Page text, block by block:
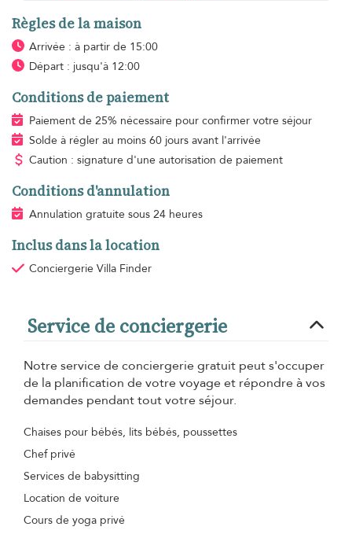
Règles de la maison
Arrivée : à partir de 15:00
Départ : jusqu'à 12:00
Conditions de paiement
Paiement de 25% nécessaire pour confirmer votre séjour
Solde à régler au moins 60 jours avant l'arrivée
Caution : signature d'une autorisation de paiement
Conditions d'annulation
Annulation gratuite sous 24 heures
Inclus dans la location
Conciergerie Villa Finder
Service de conciergerie
Notre service de conciergerie gratuit peut s'occuper
de la planification de votre voyage et répondre à vos
demandes pendant tout votre séjour.
Chaises pour bébés, lits bébés, poussettes
Chef privé
Services de babysitting
Location de voiture
Cours de yoga privé